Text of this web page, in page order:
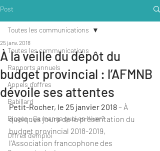
Post
Toutes les communications
Rapports annuels
Appels d'offres
Babillard
Blogue - Ça mange quoi en hiver?
Offres d'emploi
Toutes les communications
À la veille du dépôt du
budget provincial : l’AFMNB
dévoile ses attentes
25 janv. 2018
Petit-Rocher, le 25 janvier 2018 – À
quelques jours de la présentation du
budget provincial 2018-2019,
l’Association francophone des